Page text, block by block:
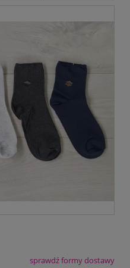
kosztów płatności
sprawdź formy dostawy